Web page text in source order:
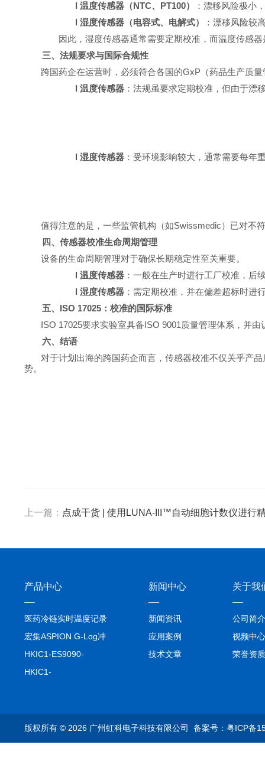
l 温度传感器（NTC、PT100）
：漂移风险极小
l 湿度传感器（电容式、电解式）
：漂移风险较
因此，湿度传感器通常需要定期校准，而温度传感
三、法规要求与国际合规性
跨国药企在运营时，必须符合各国的GxP（药品生产质
l 温度传感器：法规虽要求定期校准，但由于漂
l 湿度传感器：受环境影响较大，通常需要每年
值得注意的是，一些监管机构（如Swissmedic）已对不
四、 传感器校准生命周期管理
设备的生命周期管理对于确保长期稳定性至关重要。
l 温度传感器：一般在生产时进行工厂校准，后
l 湿度传感器：需定期校准，并在偏差超标时进
五、 ISO 17025：校准的国际标准
ISO 17025要求实验室具备ISO 9001质量管理体系，并
六、结语
对于计划出海的跨国药企而言，传感器校准不仅关乎产
势。
上一篇： 点成干货 | 使用LUNA-III™自动细胞计数仪进行
产品中心
医药冷链实时温度记录
仪TIVE Solo 5G
宏集ASPION G-Log冲
击记录仪
HKIC1-ES9090-
setA100/1000base-T1
HKIC1-
析仪
新闻中心
新闻资讯
应用案例
技术文章
关于我
公司简介
视频中心
荣誉资质
版权所有 © 2026 广州虹科电子科技有限公司 备案号：粤ICP备